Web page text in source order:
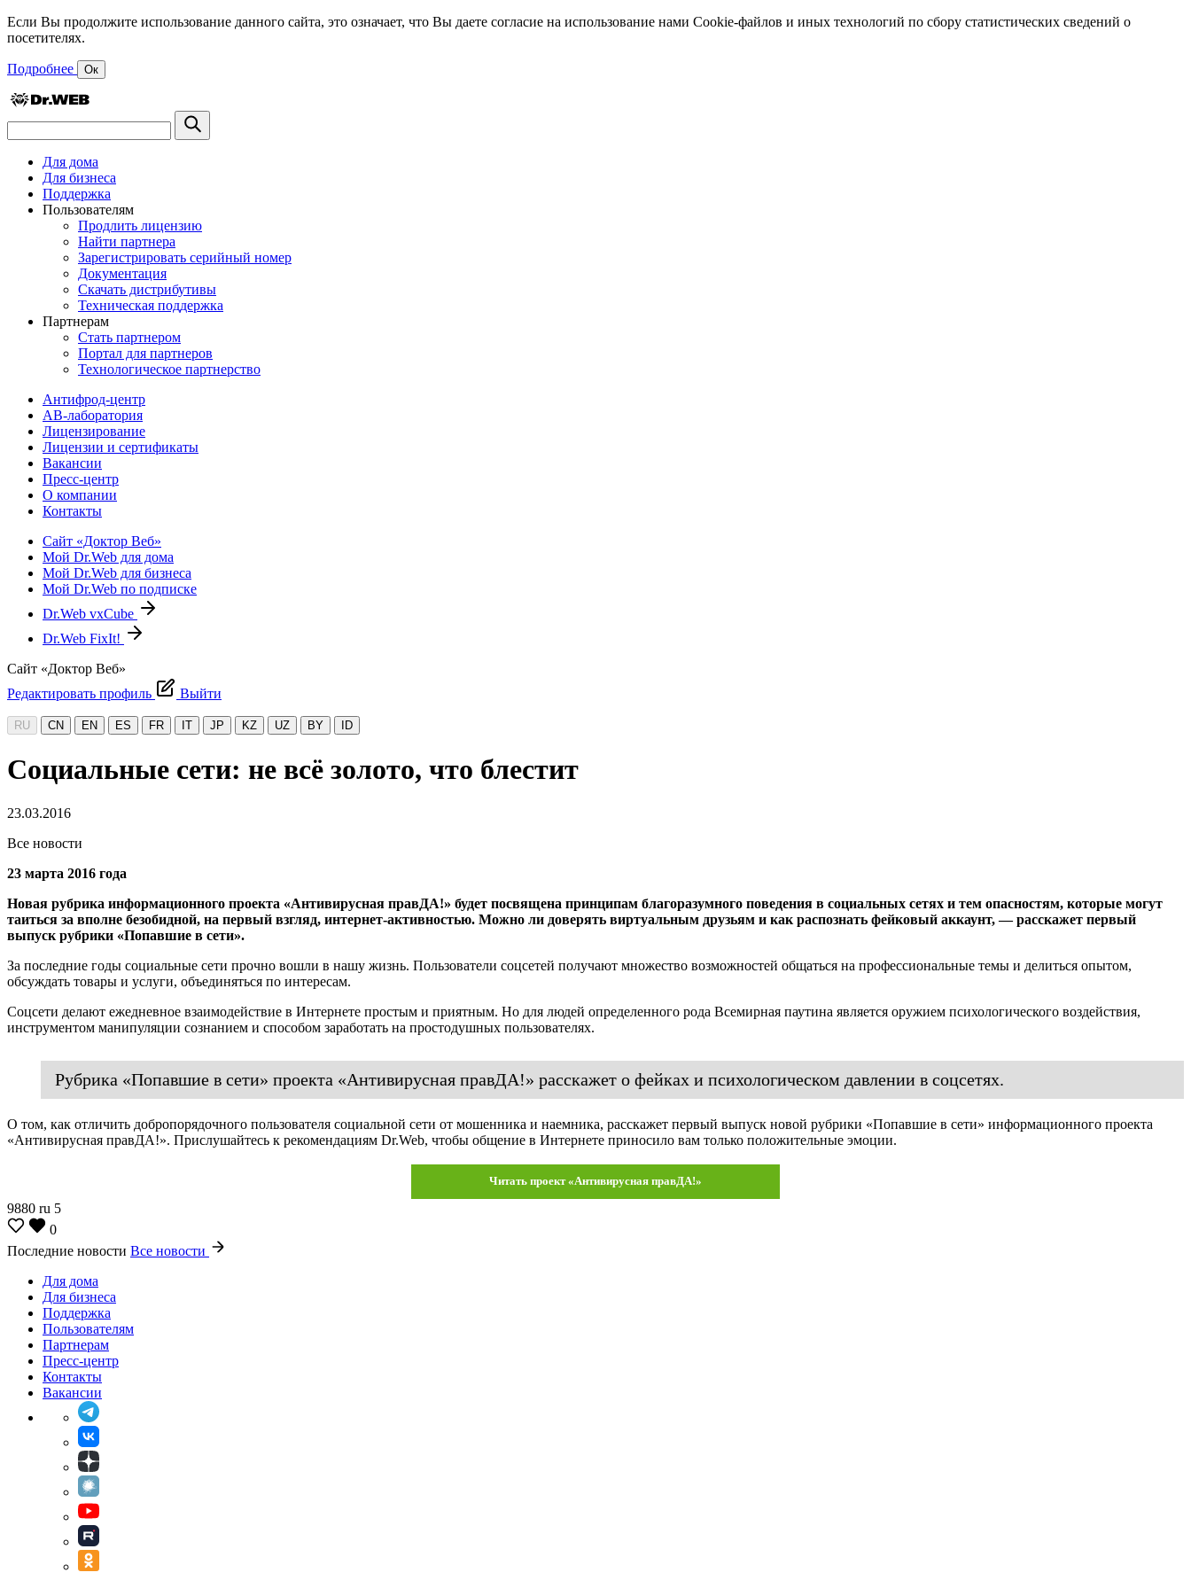
Если Вы продолжите использование данного сайта, это означает, что Вы даете согласие на использование нами Cookie-файлов и иных технологий по сбору статистических сведений о
посетителях.
Подробнее Ок
Для дома
Для бизнеса
Поддержка
Пользователям
Продлить лицензию
Найти партнера
Зарегистрировать серийный номер
Документация
Скачать дистрибутивы
Техническая поддержка
Партнерам
Стать партнером
Портал для партнеров
Технологическое партнерство
Антифрод-центр
АВ-лаборатория
Лицензирование
Лицензии и сертификаты
Вакансии
Пресс-центр
О компании
Контакты
Сайт «Доктор Веб»
Мой Dr.Web для дома
Мой Dr.Web для бизнеса
Мой Dr.Web по подписке
Dr.Web vxCube
Dr.Web FixIt!
Сайт «Доктор Веб»
Редактировать профиль
Выйти
RU CN EN ES FR IT JP KZ UZ BY ID
Социальные сети: не всё золото, что блестит
23.03.2016
Все новости
23 марта 2016 года
Новая рубрика информационного проекта «Антивирусная правДА!» будет посвящена принципам благоразумного поведения в социальных сетях и тем опасностям, которые могут
таиться за вполне безобидной, на первый взгляд, интернет-активностью. Можно ли доверять виртуальным друзьям и как распознать фейковый аккаунт, — расскажет первый
выпуск рубрики «Попавшие в сети».
За последние годы социальные сети прочно вошли в нашу жизнь. Пользователи соцсетей получают множество возможностей общаться на профессиональные темы и делиться опытом,
обсуждать товары и услуги, объединяться по интересам.
Соцсети делают ежедневное взаимодействие в Интернете простым и приятным. Но для людей определенного рода Всемирная паутина является оружием психологического воздействия,
инструментом манипуляции сознанием и способом заработать на простодушных пользователях.
Рубрика «Попавшие в сети» проекта «Антивирусная правДА!» расскажет о фейках и психологическом давлении в соцсетях.
О том, как отличить добропорядочного пользователя социальной сети от мошенника и наемника, расскажет первый выпуск новой рубрики «Попавшие в сети» информационного проекта
«Антивирусная правДА!». Прислушайтесь к рекомендациям Dr.Web, чтобы общение в Интернете приносило вам только положительные эмоции.
Читать проект «Антивирусная правДА!»
9880 ru 5
0
Последние новости Все новости
Для дома
Для бизнеса
Поддержка
Пользователям
Партнерам
Пресс-центр
Контакты
Вакансии